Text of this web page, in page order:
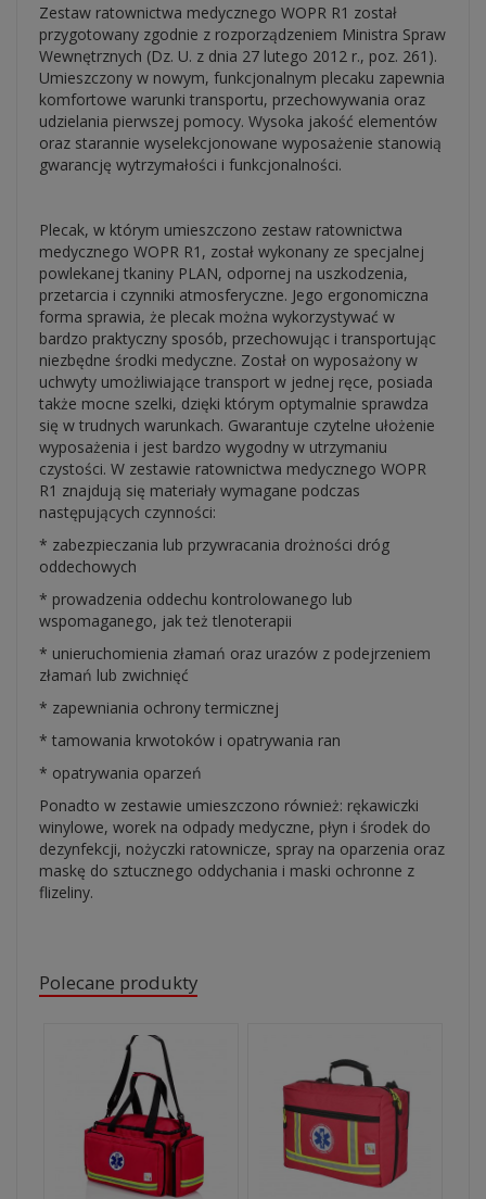
Zestaw ratownictwa medycznego WOPR R1 został
przygotowany zgodnie z rozporządzeniem Ministra Spraw
Wewnętrznych (Dz. U. z dnia 27 lutego 2012 r., poz. 261).
Umieszczony w nowym, funkcjonalnym plecaku zapewnia
komfortowe warunki transportu, przechowywania oraz
udzielania pierwszej pomocy. Wysoka jakość elementów
oraz starannie wyselekcjonowane wyposażenie stanowią
gwarancję wytrzymałości i funkcjonalności.
Plecak, w którym umieszczono zestaw ratownictwa
medycznego WOPR R1, został wykonany ze specjalnej
powlekanej tkaniny PLAN, odpornej na uszkodzenia,
przetarcia i czynniki atmosferyczne. Jego ergonomiczna
forma sprawia, że plecak można wykorzystywać w
bardzo praktyczny sposób, przechowując i transportując
niezbędne środki medyczne. Został on wyposażony w
uchwyty umożliwiające transport w jednej ręce, posiada
także mocne szelki, dzięki którym optymalnie sprawdza
się w trudnych warunkach. Gwarantuje czytelne ułożenie
wyposażenia i jest bardzo wygodny w utrzymaniu
czystości. W zestawie ratownictwa medycznego WOPR
R1 znajdują się materiały wymagane podczas
następujących czynności:
* zabezpieczania lub przywracania drożności dróg
oddechowych
* prowadzenia oddechu kontrolowanego lub
wspomaganego, jak też tlenoterapii
* unieruchomienia złamań oraz urazów z podejrzeniem
złamań lub zwichnięć
* zapewniania ochrony termicznej
* tamowania krwotoków i opatrywania ran
* opatrywania oparzeń
Ponadto w zestawie umieszczono również: rękawiczki
winylowe, worek na odpady medyczne, płyn i środek do
dezynfekcji, nożyczki ratownicze, spray na oparzenia oraz
maskę do sztucznego oddychania i maski ochronne z
flizeliny.
Polecane produkty